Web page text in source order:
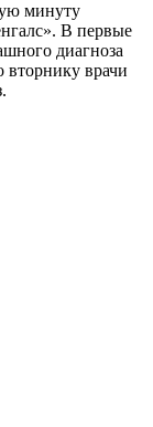
минуту
В первые
диагноза
вторнику врачи